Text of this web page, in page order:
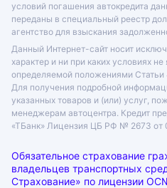
условий погашения автокредита
переданы в специальный реестр
агентство для взыскания
Данный Интернет-сайт носит
характер и ни при каких условиях
определяемой положениями
Для получения подробной
указанных товаров и (или) услуг,
менеджерам автоцентра. Кредит
«ТБанк» Лицензия ЦБ РФ № 2673 от
Обязательное страхование
владельцев транспортных
Страхование» по лицензии ОС№